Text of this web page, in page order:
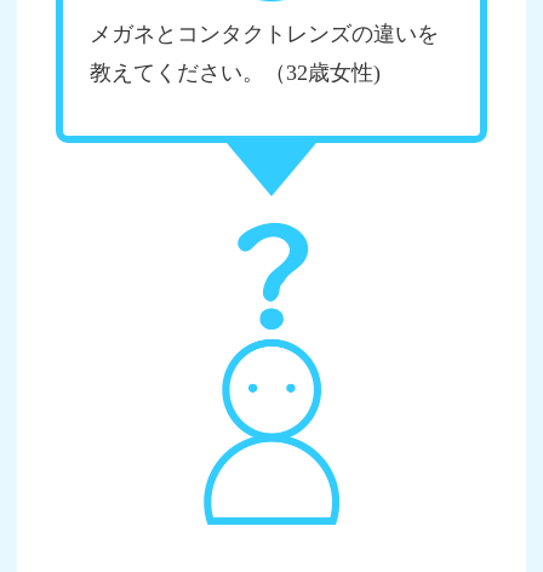
メガネとコンタクトレンズの違いを
教えてください。（32歳女性)